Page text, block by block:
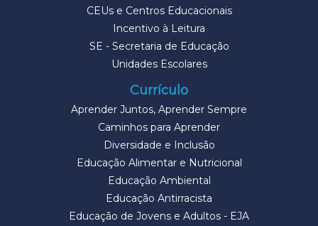
CEUs e Centros Educacionais
Incentivo à Leitura
SE - Secretaria de Educação
Unidades Escolares
Currículo
Aprender Juntos, Aprender Sempre
Caminhos para Aprender
Diversidade e Inclusão
Educação Alimentar e Nutricional
Educação Ambiental
Educação Antirracista
Educação de Jovens e Adultos - EJA